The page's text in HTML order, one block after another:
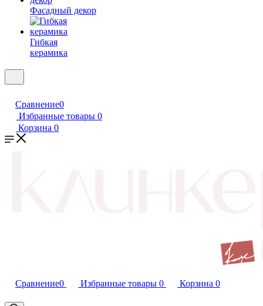
Фасадный декор
Гибкая
керамика
Сравнение0
Избранные товары 0
Корзина 0
Сравнение0 Избранные товары 0 Корзина 0